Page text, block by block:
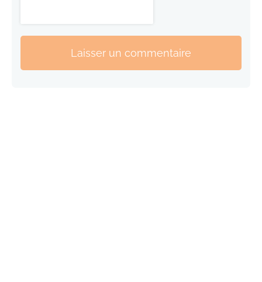
Laisser un commentaire